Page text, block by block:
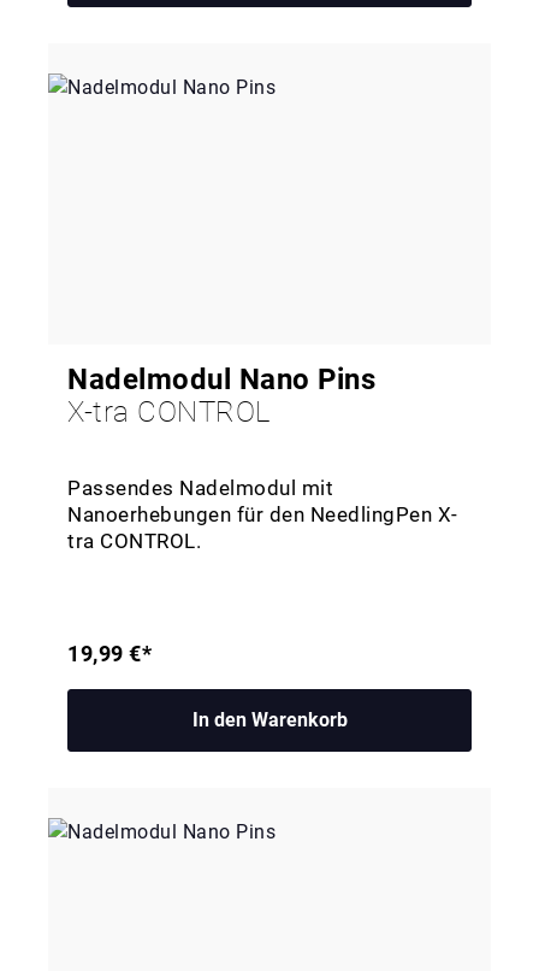
Nadelmodul Nano Pins
X-tra CONTROL
Passendes Nadelmodul mit
Nanoerhebungen für den NeedlingPen X-
tra CONTROL.
19,99 €*
In den Warenkorb